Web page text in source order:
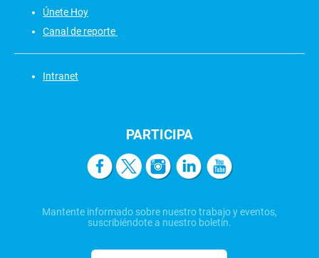
Únete Hoy
Canal de reporte
Intranet
PARTICIPA
Mantente informado sobre nuestro trabajo y eventos,
suscribiéndote a nuestro boletín.